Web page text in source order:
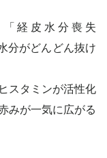
経皮水分喪失
分がどんどん抜け
スタミンが活性化
みが一気に広がる